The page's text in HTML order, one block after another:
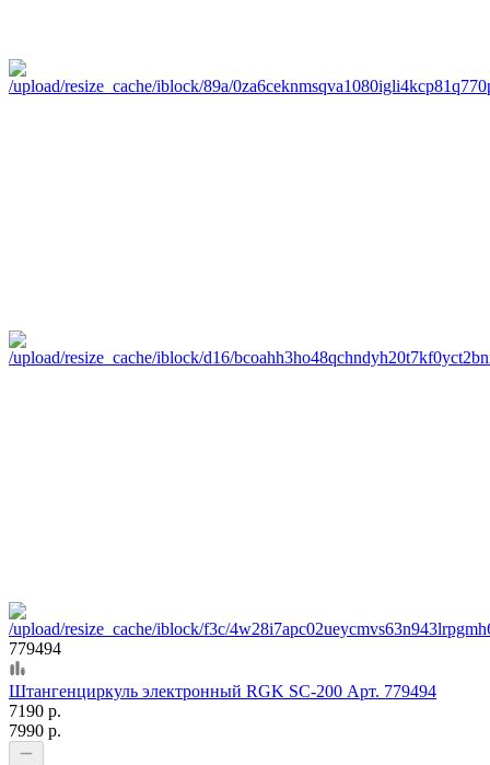
779494
Штангенциркуль электронный RGK SC-200 Арт. 779494
7190 р.
7990 р.